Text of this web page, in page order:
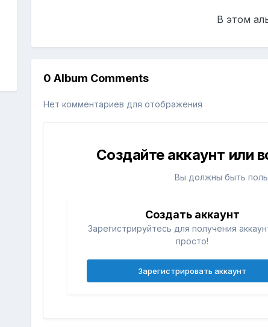
В этом
0 Album Comments
Нет комментариев для отображения
Создайте аккаунт или
Вы должны быть
Создать аккаунт
Зарегистрируйтесь для получения
просто!
Зарегистрировать аккаунт